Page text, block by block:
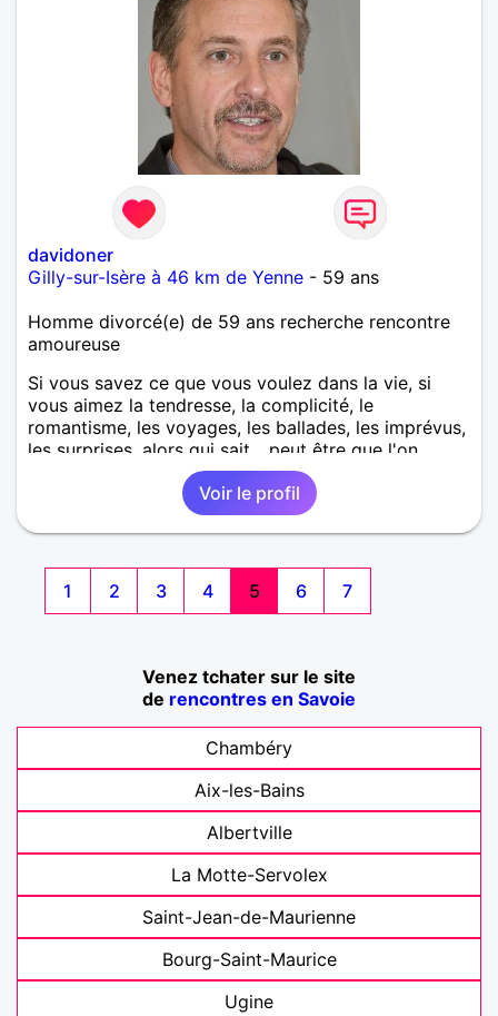
davidoner
Gilly-sur-Isère à 46 km de Yenne - 59 ans
Homme divorcé(e) de 59 ans recherche rencontre
amoureuse
Si vous savez ce que vous voulez dans la vie, si
vous aimez la tendresse, la complicité, le
romantisme, les voyages, les ballades, les imprévus,
les surprises, alors qui sait... peut être que l'on
pourra s'entendre...
Voir le profil
1 2 3 4 5 6 7
Venez tchater sur le site
de rencontres en Savoie
Chambéry
Aix-les-Bains
Albertville
La Motte-Servolex
Saint-Jean-de-Maurienne
Bourg-Saint-Maurice
Ugine